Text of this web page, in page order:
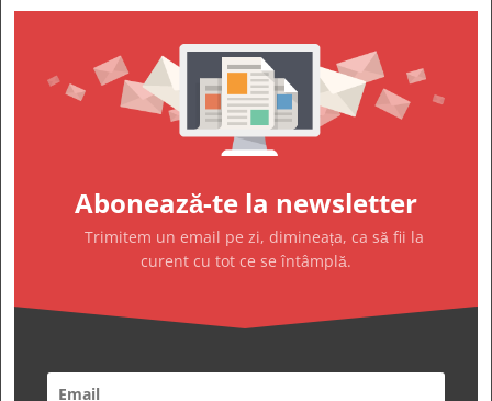
Abonează-te la newsletter
Trimitem un email pe zi, dimineața, ca să fii la
curent cu tot ce se întâmplă.